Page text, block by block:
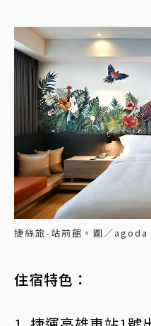
捷絲旅-站前館。圖／agoda
住宿特色：